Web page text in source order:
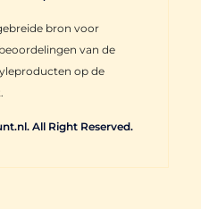
bron voor
van de
op de
All Right Reserved.